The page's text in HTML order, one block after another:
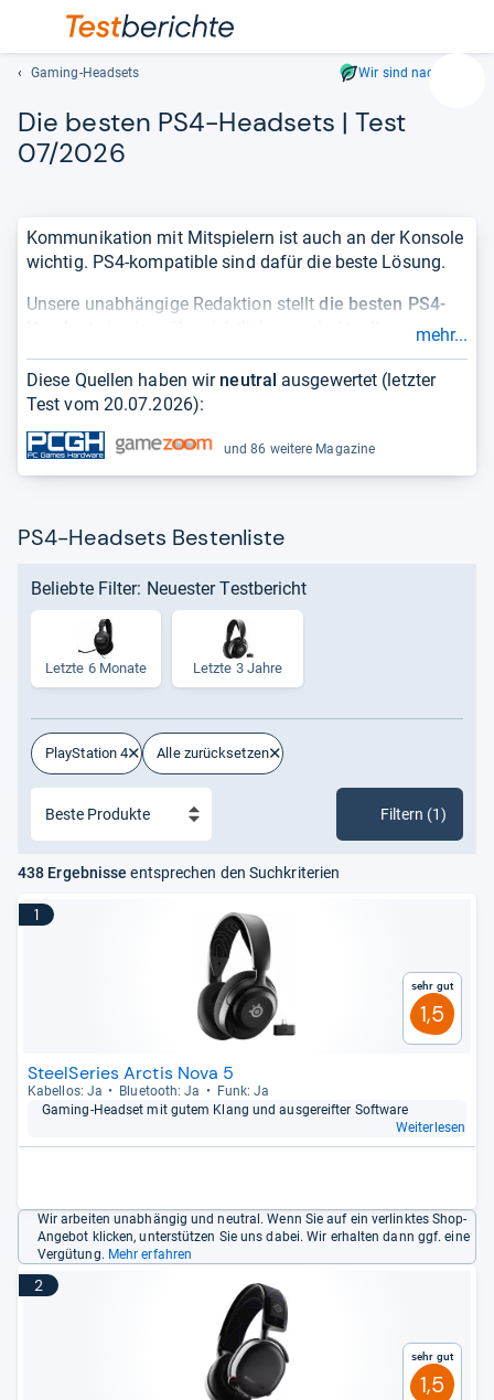
ein.
und
lassen
sich
Gaming-Headsets Wir sind nachhaltig
Die bes­ten PS4-​Head­sets | Test
07/2026
Kommunikation mit Mitspielern ist auch an der Konsole
wichtig. PS4-kompatible sind dafür die beste Lösung.
Unsere unabhängige Redaktion stelltdie besten PS4-
vollständigen und objektiven Überblick über die Qualität
eines Produktes verschaffen können, berücksichtigen
Erfahrungenvon Kundinnen und Kunden.
mehr...
Diese Quellen haben wir neutral ausgewertet (letzter
Test vom 20.07.2026):
und 86 weitere Magazine
PS4-Headsets Bestenliste
Beliebte Filter: Neuester Testbericht
Letzte 6 Monate Letzte 3 Jahre
PlayStation 4 Alle zurücksetzen
Filtern (1)
438 Ergebnisse entsprechen den Suchkriterien
1
Sehr gut
1,5
SteelSeries Arctis Nova 5
Kabel­los: Ja Blue­tooth: Ja
Funk: Ja
Gaming-​Head­set mit gutem Klang und aus­ge­reif­ter Soft­ware
Weiterlesen
Wir arbeiten unabhängig und neutral. Wenn Sie auf ein verlinktes Shop-
Angebot klicken, unterstützen Sie uns dabei. Wir erhalten dann ggf. eine
Vergütung. Mehr erfahren
2
Sehr gut
1,5